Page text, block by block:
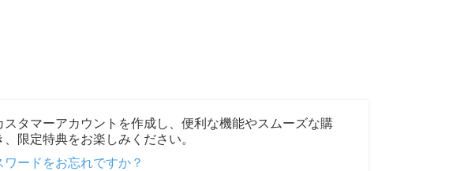
スタマーアカウントを作成し、便利な機能やスムーズな購
、限定特典をお楽しみください。
ワードをお忘れですか？